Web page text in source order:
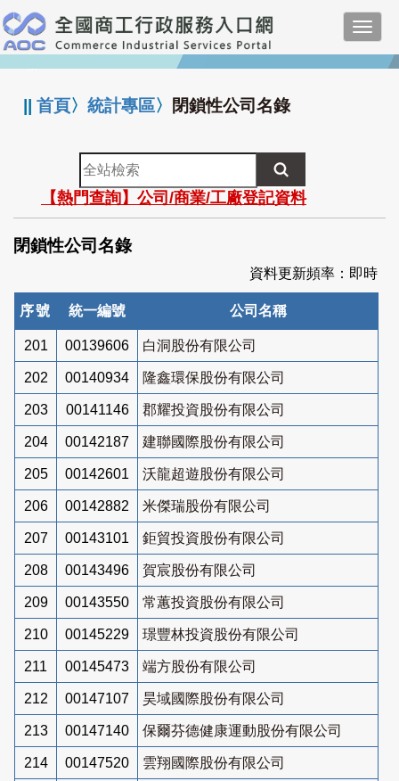
跳
到
主
要
:::
||首頁〉統計專區〉 閉鎖性公司名錄
全
站
檢
索
【熱門查詢】公司/商業/工廠登記資料
閉鎖性公司名錄
資料更新頻率：即時
序號 統一編號 公司名稱
201 00139606 白洞股份有限公司
202 00140934 隆鑫環保股份有限公司
203 00141146 郡耀投資股份有限公司
204 00142187 建聯國際股份有限公司
205 00142601 沃龍超遊股份有限公司
206 00142882 米傑瑞股份有限公司
207 00143101 鉅貿投資股份有限公司
208 00143496 賀宸股份有限公司
209 00143550 常蕙投資股份有限公司
210 00145229 璟豐林投資股份有限公司
211 00145473 端方股份有限公司
212 00147107 昊域國際股份有限公司
213 00147140 保爾芬德健康運動股份有限公司
214 00147520 雲翔國際股份有限公司